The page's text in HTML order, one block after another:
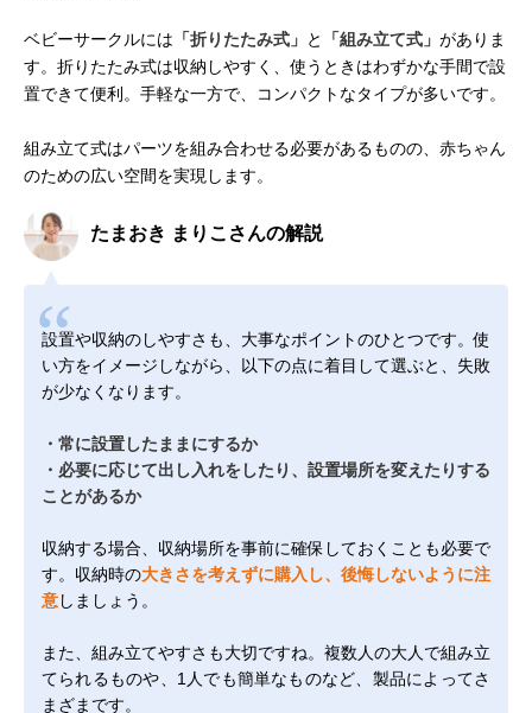
ベビーサークルには 「折りたたみ式」 と 「組み立て式」 がありま
す。折りたたみ式は収納しやすく、使うときはわずかな手間で設
置できて便利。手軽な一方で、コンパクトなタイプが多いです。
組み立て式はパーツを組み合わせる必要があるものの、赤ちゃん
のための広い空間を実現します。
たまおき まりこさんの解説
設置や収納のしやすさも、大事なポイントのひとつです。使
い方をイメージしながら、以下の点に着目して選ぶと、失敗
が少なくなります。
・常に設置したままにするか
・必要に応じて出し入れをしたり、設置場所を変えたりする
ことがあるか
収納する場合、収納場所を事前に確保しておくことも必要で
す。収納時の大きさを考えずに購入し、後悔しないように注
意しましょう。
また、組み立てやすさも大切ですね。複数人の大人で組み立
てられるものや、1人でも簡単なものなど、製品によってさ
まざまです。